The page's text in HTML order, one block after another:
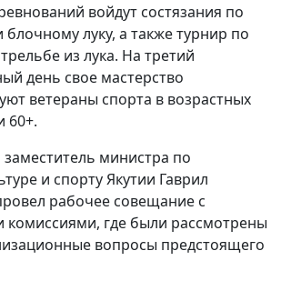
войдут состязания по
блочному луку, а также турнир по
из лука. На третий
день свое мастерство
ветераны спорта в возрастных
60+.
министра по
и спорту Якутии Гаврил
рабочее совещание с
комиссиями, где были рассмотрены
вопросы предстоящего